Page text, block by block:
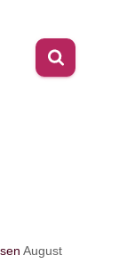
August